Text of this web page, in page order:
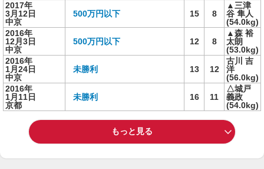
2017年
3月12日
中京
500万円以下 15 8
▲三津
谷 隼人
(54.0kg)
2016年
12月3日
中京
500万円以下 12 8
▲森 裕
太朗
(53.0kg)
2016年
1月24日
中京
未勝利 13 12
古川 吉
洋
(56.0kg)
2016年
1月11日
京都
未勝利 16 11
△城戸
義政
(54.0kg)
もっと見る